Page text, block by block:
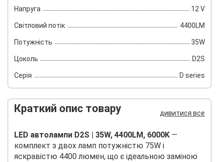
Напруга 12 V
Світловий потік 4400LM
Потужність 35W
Цоколь D2S
Серія D series
Краткий опис товару дивитися все
LED автолампи D2S | 35W, 4400LM, 6000K —
комплект з двох ламп потужністю 75W і
яскравістю 4400 люмен, що є ідеальною заміною